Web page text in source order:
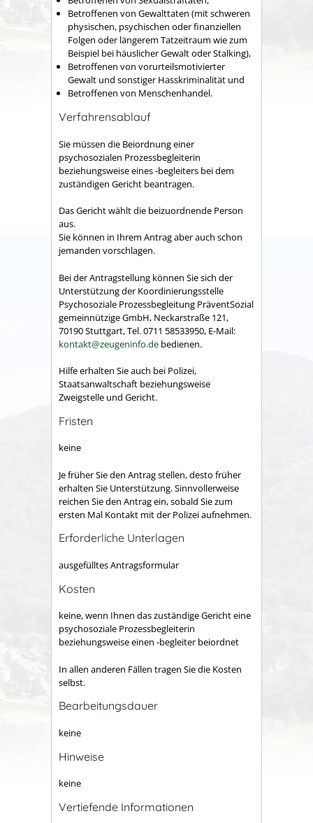
Betroffenen von Gewalttaten (mit schweren
physischen, psychischen oder finanziellen
Folgen oder längerem Tatzeitraum wie zum
Beispiel bei häuslicher Gewalt oder Stalking),
Betroffenen von vorurteilsmotivierter
Gewalt und sonstiger Hasskriminalität und
Betroffenen von Menschenhandel.
Verfahrensablauf
Sie müssen die Beiordnung einer
psychosozialen Prozessbegleiterin
beziehungsweise eines -begleiters bei dem
zuständigen Gericht beantragen.
Das Gericht wählt die beizuordnende Person
aus.
Sie können in Ihrem Antrag aber auch schon
jemanden vorschlagen.
Bei der Antragstellung können Sie sich der
Unterstützung der Koordinierungsstelle
Psychosoziale Prozessbegleitung PräventSozial
gemeinnützige GmbH, Neckarstraße 121,
70190 Stuttgart, Tel. 0711 58533950, E-Mail:
kontakt@zeugeninfo.de bedienen.
Hilfe erhalten Sie auch bei Polizei,
Staatsanwaltschaft beziehungsweise
Zweigstelle und Gericht.
Fristen
keine
Je früher Sie den Antrag stellen, desto früher
erhalten Sie Unterstützung. Sinnvollerweise
reichen Sie den Antrag ein, sobald Sie zum
ersten Mal Kontakt mit der Polizei aufnehmen.
Erforderliche Unterlagen
ausgefülltes Antragsformular
Kosten
keine, wenn Ihnen das zuständige Gericht eine
psychosoziale Prozessbegleiterin
beziehungsweise einen -begleiter beiordnet
In allen anderen Fällen tragen Sie die Kosten
selbst.
Bearbeitungsdauer
keine
Hinweise
keine
Vertiefende Informationen